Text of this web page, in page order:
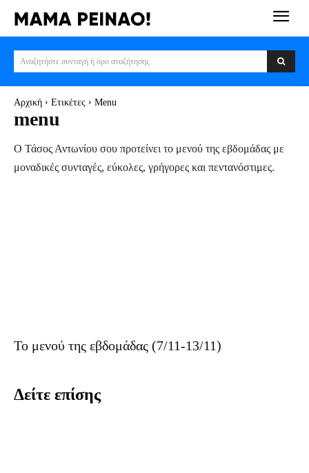
Αναζητήστε συνταγή ή όρο αναζήτησης
Αρχική Ετικέτες Menu
menu
Ο Τάσος Αντωνίου σου προτείνει το μενού της εβδομάδας με
μοναδικές συνταγές, εύκολες, γρήγορες και πεντανόστιμες.
Το μενού της εβδομάδας (7/11-13/11)
Δείτε επίσης